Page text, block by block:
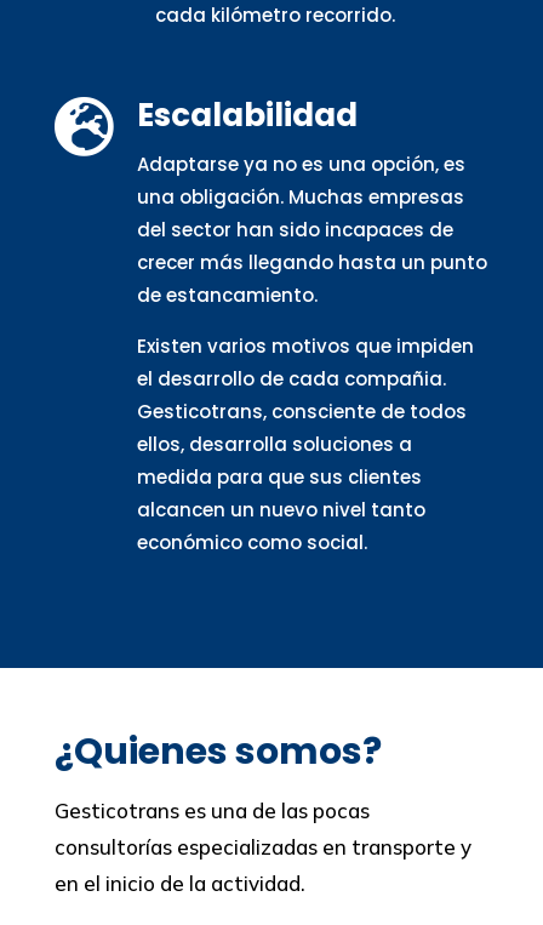
cada kilómetro recorrido.
 Escalabilidad
Adaptarse ya no es una opción, es
una obligación. Muchas empresas
del sector han sido incapaces de
crecer más llegando hasta un punto
de estancamiento.
Existen varios motivos que impiden
el desarrollo de cada compañia.
Gesticotrans, consciente de todos
ellos, desarrolla soluciones a
medida para que sus clientes
alcancen un nuevo nivel tanto
económico como social.
¿Quienes somos?
Gesticotrans es una de las pocas
consultorías especializadas en transporte y
en el inicio de la actividad.